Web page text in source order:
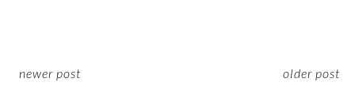
newer post older post